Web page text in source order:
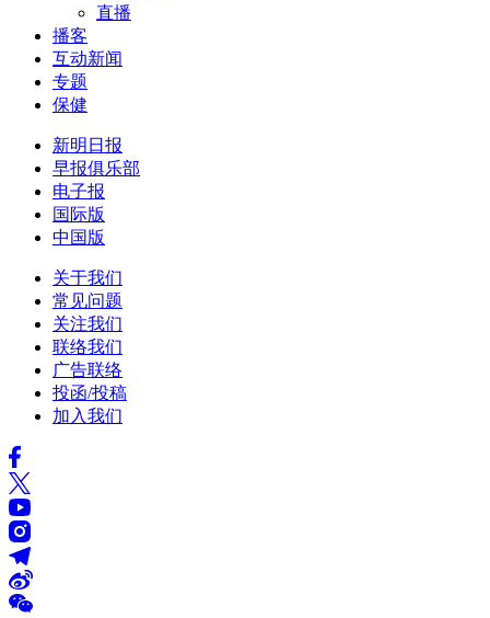
直播
播客
互动新闻
专题
保健
新明日报
早报俱乐部
电子报
国际版
中国版
关于我们
常见问题
关注我们
联络我们
广告联络
投函/投稿
加入我们